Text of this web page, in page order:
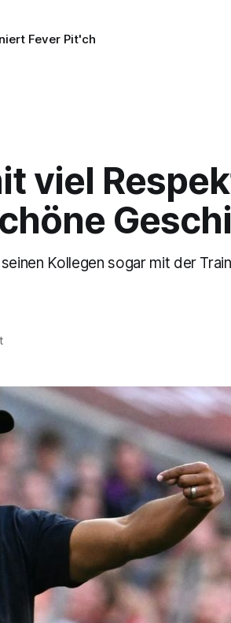
Fever Pit'ch
viel
Kollegen sogar mit der